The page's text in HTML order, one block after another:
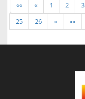
«« « 1 2 3
25
26 » »»